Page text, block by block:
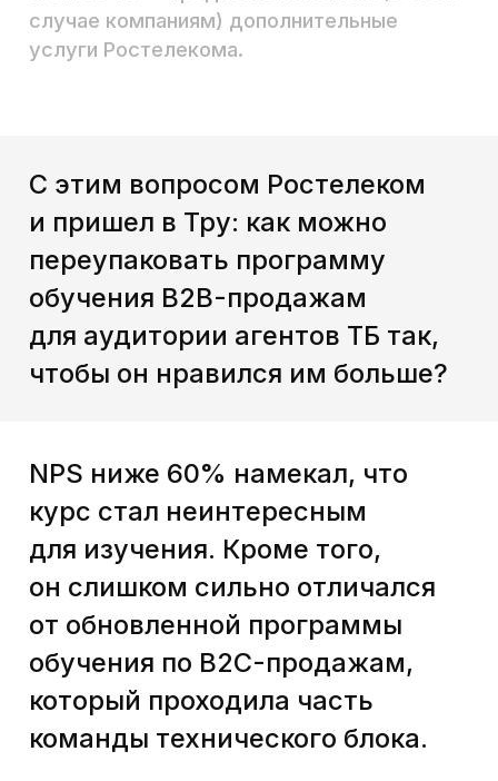
а инженеры и технари.
Курс должен был научить
Мы переработали материалы
и визуальный контент
усиливали друг друга, курс
выглядел современным.
Но главное — чтобы читателям
были понятны приемы и техники
Вот какие приемы
мы использовали, чтобы
превратить курс в конфетку:
Прием № 1